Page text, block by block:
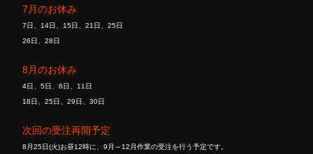
7月のお休み
7日、14日、15日、21日、25日
26日、28日
8月のお休み
4日、5日、6日、11日
18日、25日、29日、30日
次回の受注再開予定
8月25日(火)お昼12時に、9月～12月作業の受注を行う予定です。